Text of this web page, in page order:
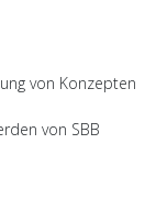
von Konzepten
von SBB